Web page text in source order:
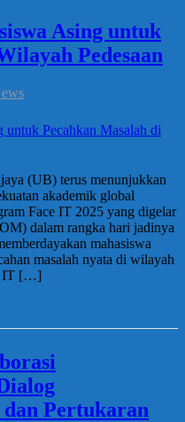
Asing untuk
Pedesaan
(UB) terus menunjukkan
akademik global
Face IT 2025 yang digelar
dalam rangka hari jadinya
mahasiswa
masalah nyata di wilayah
IT […]
Pertukaran